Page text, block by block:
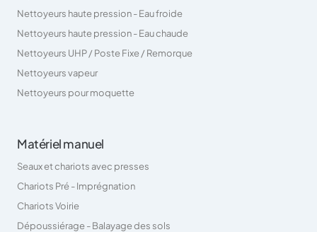
Nettoyeurs haute pression - Eau froide
Nettoyeurs haute pression - Eau chaude
Nettoyeurs UHP / Poste Fixe / Remorque
Nettoyeurs vapeur
Nettoyeurs pour moquette
Matériel manuel
Seaux et chariots avec presses
Chariots Pré - Imprégnation
Chariots Voirie
Dépoussiérage - Balayage des sols